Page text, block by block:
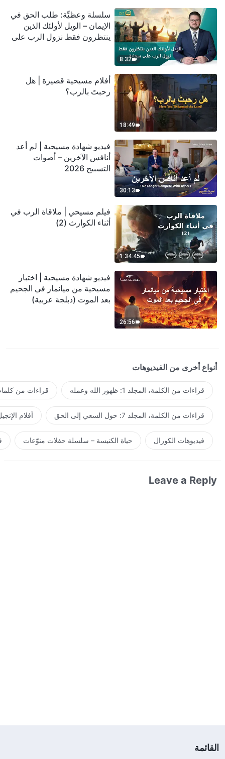
8:32
سلسلة وعظيِّة: طلب الحق في
الإيمان – الويل لأولئك الذين
ينتظرون فقط نزول الرب على
18:49
أفلام مسيحية قصيرة | هل
رحبتَ بالرب؟
30:13
فيديو شهادة مسيحية | لم أعد
أنافس الآخرين – أصوات
التسبيح 2026
1:34:45
فيلم مسيحي | ملاقاة الرب في
أثناء الكوارث (2)
26:56
فيديو شهادة مسيحية | اختبار
مسيحية من ميانمار في الجحيم
بعد الموت (دبلجة عربية)
أنواع أخرى من الفيديوهات
قراءات من الكلمة، المجلد 1: ظهور الله وعمله قراءات من
قراءات من الكلمة، المجلد 7: حول السعي إلى الحق أفلام
فيديوهات الكورال حياة الكنيسة – سلسلة حفلات منوّعات
Leave a Reply
القائمة